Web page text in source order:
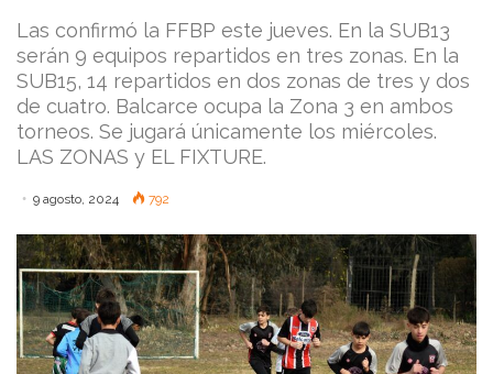
Las confirmó la FFBP este jueves. En la SUB13
serán 9 equipos repartidos en tres zonas. En la
SUB15, 14 repartidos en dos zonas de tres y dos
de cuatro. Balcarce ocupa la Zona 3 en ambos
torneos. Se jugará únicamente los miércoles.
LAS ZONAS y EL FIXTURE.
9 agosto, 2024 792